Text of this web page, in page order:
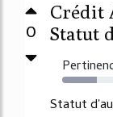
0
Crédit
Statut
62%
Statut